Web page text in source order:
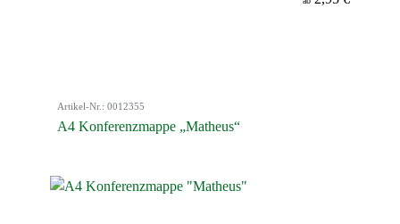
Artikel-Nr.: 0012355
A4 Konferenzmappe „Matheus“